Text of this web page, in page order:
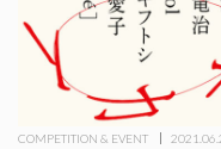
COMPETITION & EVENT